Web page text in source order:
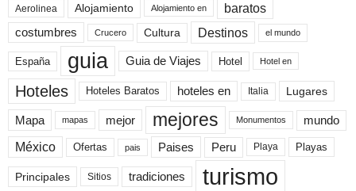
Aerolinea Alojamiento Alojamiento en baratos
costumbres Crucero Cultura Destinos el mundo
España guia Guia de Viajes Hotel Hotel en
Hoteles Hoteles Baratos hoteles en Italia Lugares
Mapa mapas mejor mejores Monumentos mundo
México Ofertas pais Paises Peru Playa Playas
Principales Sitios tradiciones turismo